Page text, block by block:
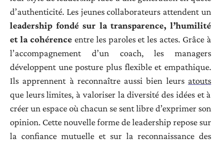
d’authenticité. Les jeunes collaborateurs attendent un
leadership fondé sur la transparence, l’humilité
et la cohérenceentre les paroles et les actes. Grâce à
l’accompagnement d’un coach, les managers
développent une posture plus flexible et empathique.
Ils apprennent à reconnaître aussi bien leurs atouts
que leurs limites, à valoriser la diversité des idées et à
créer un espace où chacun se sent libre d’exprimer son
opinion. Cette nouvelle forme de leadership repose sur
la confiance mutuelle et sur la reconnaissance des